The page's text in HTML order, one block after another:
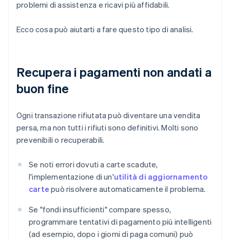
problemi di assistenza e ricavi più affidabili.
Ecco cosa può aiutarti a fare questo tipo di analisi.
Recupera i pagamenti non andati a
buon fine
Ogni transazione rifiutata può diventare una vendita
persa, ma non tutti i rifiuti sono definitivi. Molti sono
prevenibili o recuperabili.
Se noti errori dovuti a carte scadute,
l'implementazione di un'utilità di aggiornamento
carte può risolvere automaticamente il problema.
Se "fondi insufficienti" compare spesso,
programmare tentativi di pagamento più intelligenti
(ad esempio, dopo i giorni di paga comuni) può